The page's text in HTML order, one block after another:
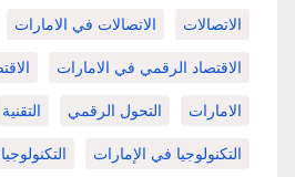
الاتصالات الاتصالات في الامارات
الاقتصاد الرقمي في الامارات
الامارات التحول الرقمي التقنية
التكنولوجيا في الإمارات